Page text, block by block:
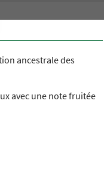
ancestrale des
avec une note fruitée